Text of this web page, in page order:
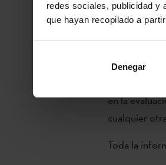
redes sociales, publicidad y
que hayan recopilado a
Denegar
noviembre.
Asimismo,
en la
cualquier
Toda la